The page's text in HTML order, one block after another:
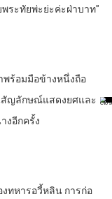
ระทัย​พ่ะย่ะค่ะ​ฝ่าบาท​”
ร้อม​มือ​ข้าง​หนึ่ง​ถือ​
สัญลักษณ์​แสดง​ยศ​และ​
ง​อีกครั้ง​
ทหาร​อวี้​หลิน​ การ​ก่อ